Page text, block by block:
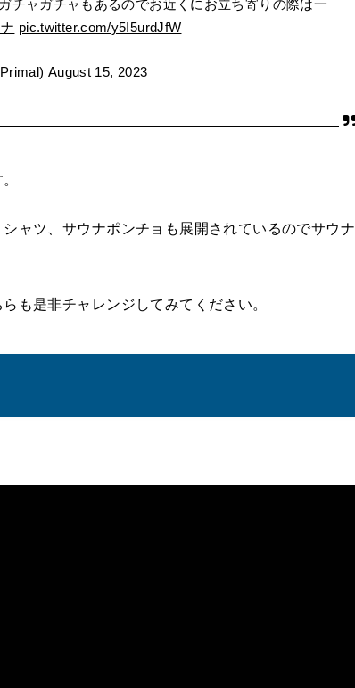
チャガチャもあるのでお近くにお立ち寄りの際は一
pic.twitter.com/y5I5urdJfW
August 15, 2023
ャツ、サウナポンチョも展開されているのでサウナ
も是非チャレンジしてみてください。